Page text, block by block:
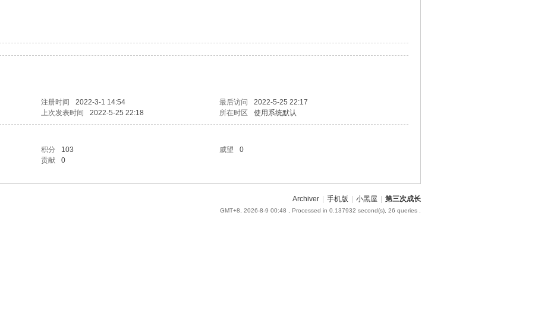
注册时间 2022-3-1 14:54 最后访问
2022-5-25 22:17
上次发表时间 2022-5-25 22:18 所在时区 使用系统默认
积分 103 威望
0
贡献 0
Archiver 手机版 小黑屋 第三次成长
GMT+8, 2026-8-9 00:48 , Processed in 0.137932 second(s), 26 queries .